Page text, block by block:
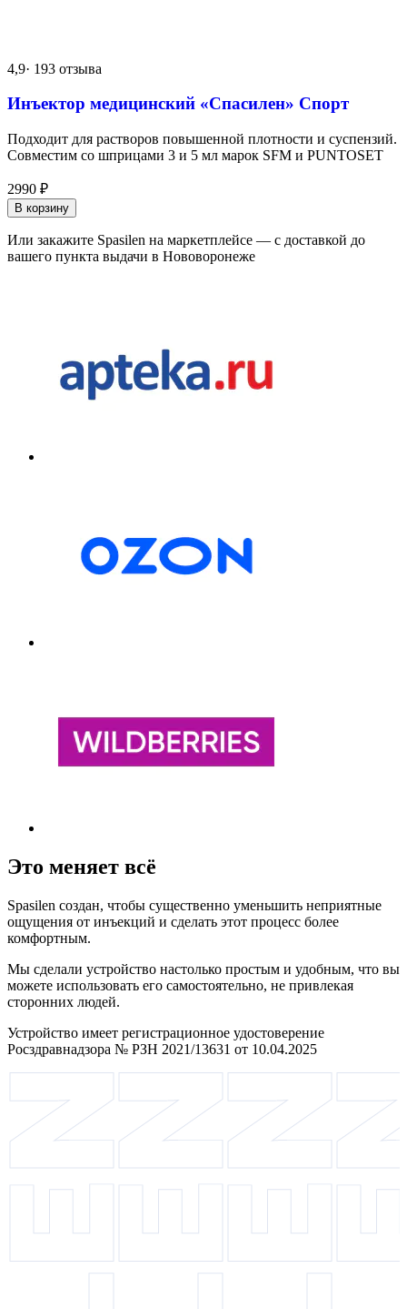
4,9· 193 отзыва
Инъектор медицинский «Спасилен» Спорт
Подходит для растворов повышенной плотности и суспензий.
Совместим со шприцами 3 и 5 мл марок SFM и PUNTOSET
2990 ₽
В корзину
Или закажите Spasilen на маркетплейсе — с доставкой до
вашего пункта выдачи в Нововоронеже
Это меняет всё
Spasilen создан, чтобы существенно уменьшить неприятные
ощущения от инъекций и сделать этот процесс более
комфортным.
Мы сделали устройство настолько простым и удобным, что вы
можете использовать его самостоятельно, не привлекая
сторонних людей.
Устройство имеет регистрационное удостоверение
Росздравнадзора № РЗН 2021/13631 от 10.04.2025